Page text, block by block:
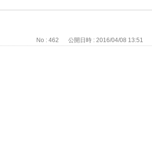
No : 462 公開日時 : 2016/04/08 13:51